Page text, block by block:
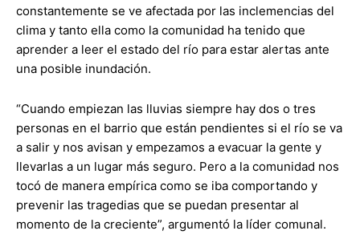
constantemente se ve afectada por las inclemencias del
clima y tanto ella como la comunidad ha tenido que
aprender a leer el estado del río para estar alertas ante
una posible inundación.
“Cuando empiezan las lluvias siempre hay dos o tres
personas en el barrio que están pendientes si el río se va
a salir y nos avisan y empezamos a evacuar la gente y
llevarlas a un lugar más seguro. Pero a la comunidad nos
tocó de manera empírica como se iba comportando y
prevenir las tragedias que se puedan presentar al
momento de la creciente”, argumentó la líder comunal.